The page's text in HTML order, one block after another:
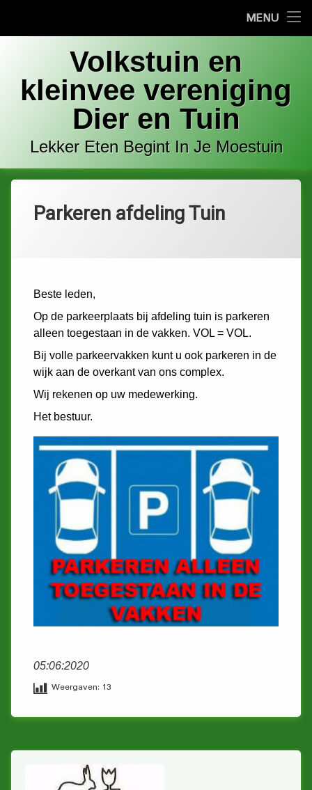
MENU
Bestuur
Contact
Commissies
Tuin / kavel te huur
inhoud
Volkstuin en
kleinvee vereniging
Dier en Tuin
Lekker Eten Begint In Je Moestuin
Parkeren afdeling Tuin
Beste leden,
Op de parkeerplaats bij afdeling tuin is parkeren
alleen toegestaan in de vakken. VOL = VOL.
Bij volle parkeervakken kunt u ook parkeren in de
wijk aan de overkant van ons complex.
Wij rekenen op uw medewerking.
Het bestuur.
05:06:2020
Weergaven: 13